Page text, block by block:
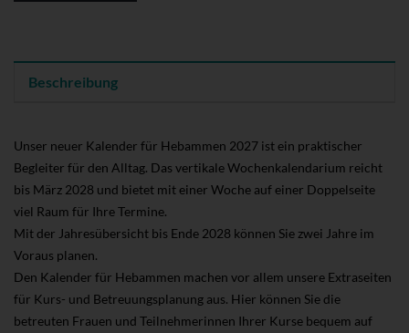
Beschreibung
Unser neuer Kalender für Hebammen 2027 ist ein praktischer
Begleiter für den Alltag. Das vertikale Wochenkalendarium reicht
bis März 2028 und bietet mit einer Woche auf einer Doppelseite
viel Raum für Ihre Termine.
Mit der Jahresübersicht bis Ende 2028 können Sie zwei Jahre im
Voraus planen.
Den Kalender für Hebammen machen vor allem unsere Extraseiten
für Kurs- und Betreuungsplanung aus. Hier können Sie die
betreuten Frauen und Teilnehmerinnen Ihrer Kurse bequem auf